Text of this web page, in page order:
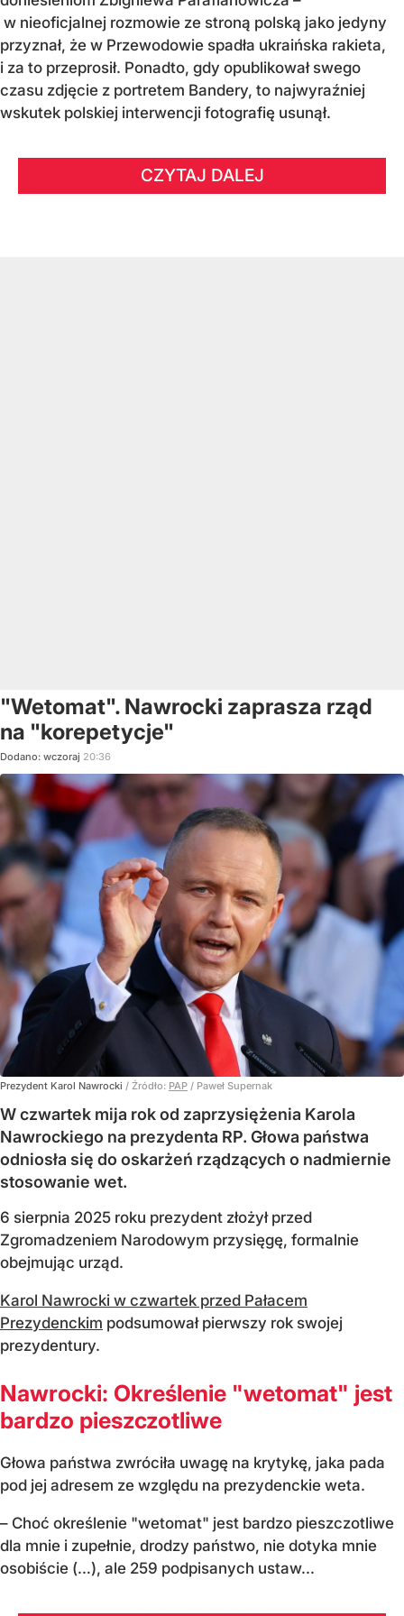
w nieoficjalnej rozmowie ze stroną polską jako jedyny
przyznał, że w Przewodowie spadła ukraińska rakieta,
i za to przeprosił. Ponadto, gdy opublikował swego
czasu zdjęcie z portretem Bandery, to najwyraźniej
wskutek polskiej interwencji fotografię usunął.
CZYTAJ DALEJ
"Wetomat". Nawrocki zaprasza rząd
na "korepetycje"
Dodano: wczoraj 20:36
Prezydent Karol Nawrocki / Źródło: PAP / Paweł Supernak
W czwartek mija rok od zaprzysiężenia Karola
Nawrockiego na prezydenta RP. Głowa państwa
odniosła się do oskarżeń rządzących o nadmiernie
stosowanie wet.
6 sierpnia 2025 roku prezydent złożył przed
Zgromadzeniem Narodowym przysięgę, formalnie
obejmując urząd.
Karol Nawrocki w czwartek przed Pałacem
Prezydenckim podsumował pierwszy rok swojej
prezydentury.
Nawrocki: Określenie "wetomat" jest
bardzo pieszczotliwe
Głowa państwa zwróciła uwagę na krytykę, jaka pada
pod jej adresem ze względu na prezydenckie weta.
– Choć określenie "wetomat" jest bardzo pieszczotliwe
dla mnie i zupełnie, drodzy państwo, nie dotyka mnie
osobiście (…), ale 259 podpisanych ustaw...